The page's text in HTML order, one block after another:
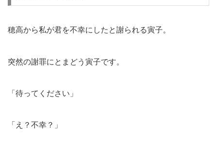
穂高から私が君を不幸にしたと謝られる寅子。
突然の謝罪にとまどう寅子です。
「待ってください」
「え？不幸？」